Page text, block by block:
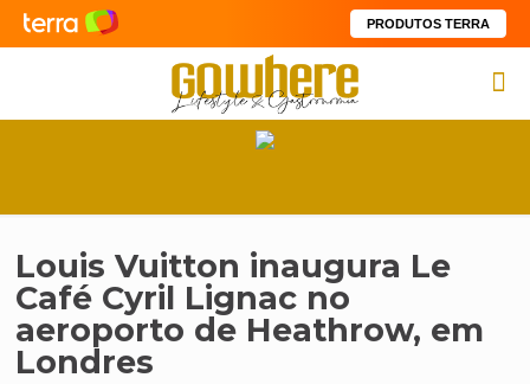
PRODUTOS TERRA
Louis Vuitton inaugura Le
Café Cyril Lignac no
aeroporto de Heathrow, em
Londres